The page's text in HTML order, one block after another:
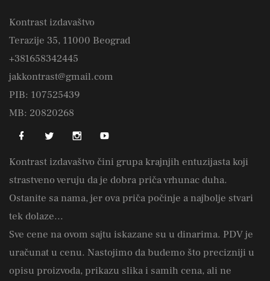
Kontrast izdavaštvo
Terazije 35, 11000 Beograd
+381658342445
jakkontrast@gmail.com
PIB: 107525439
MB: 20820268
Kontrast izdavaštvo čini grupa krajnjih entuzijasta koji
strastveno veruju da je dobra priča vrhunac duha.
Ostanite sa nama, jer ova priča počinje a najbolje stvari
tek dolaze...
Sve cene na ovom sajtu iskazane su u dinarima. PDV je
uračunat u cenu. Nastojimo da budemo što precizniji u
opisu proizvoda, prikazu slika i samih cena, ali ne